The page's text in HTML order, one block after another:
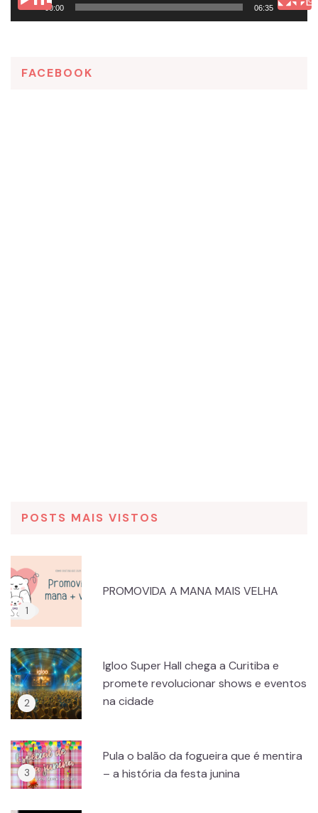
00:00 06:35
FACEBOOK
POSTS MAIS VISTOS
PROMOVIDA A MANA MAIS VELHA
Igloo Super Hall chega a Curitiba e
promete revolucionar shows e eventos
na cidade
Pula o balão da fogueira que é mentira
– a história da festa junina